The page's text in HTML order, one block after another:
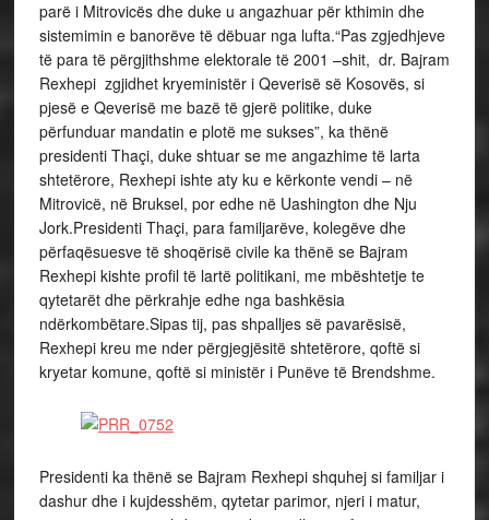
parë i Mitrovicës dhe duke u angazhuar për kthimin dhe
sistemimin e banorëve të dëbuar nga lufta.“Pas zgjedhjeve
të para të përgjithshme elektorale të 2001 –shit, dr. Bajram
Rexhepi zgjidhet kryeministër i Qeverisë së Kosovës, si
pjesë e Qeverisë me bazë të gjerë politike, duke
përfunduar mandatin e plotë me sukses”, ka thënë
presidenti Thaçi, duke shtuar se me angazhime të larta
shtetërore, Rexhepi ishte aty ku e kërkonte vendi – në
Mitrovicë, në Bruksel, por edhe në Uashington dhe Nju
Jork.Presidenti Thaçi, para familjarëve, kolegëve dhe
përfaqësuesve të shoqërisë civile ka thënë se Bajram
Rexhepi kishte profil të lartë politikani, me mbështetje te
qytetarët dhe përkrahje edhe nga bashkësia
ndërkombëtare.Sipas tij, pas shpalljes së pavarësisë,
Rexhepi kreu me nder përgjegjësitë shtetërore, qoftë si
kryetar komune, qoftë si ministër i Punëve të Brendshme.
Presidenti ka thënë se Bajram Rexhepi shquhej si familjar i
dashur dhe i kujdesshëm, qytetar parimor, njeri i matur,